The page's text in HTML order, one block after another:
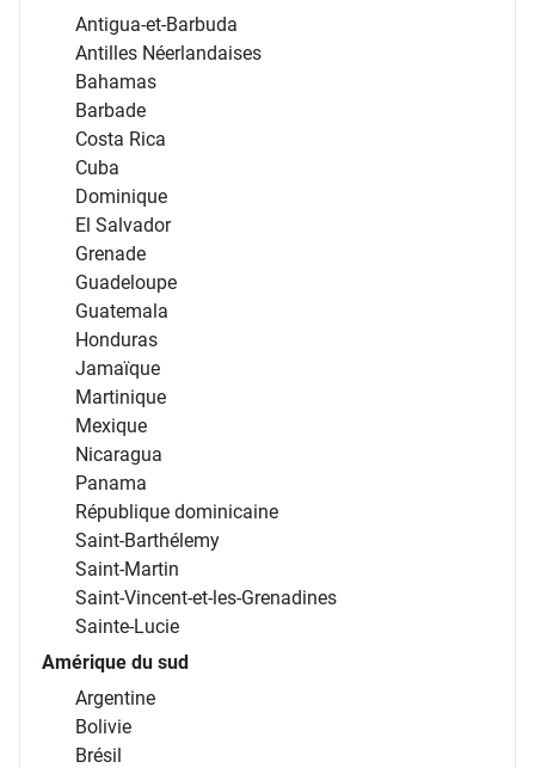
Côte Ouest
Mexique
Amérique Centrale et Caraïbes
Antigua-et-Barbuda
Antilles Néerlandaises
Bahamas
Barbade
Costa Rica
Cuba
Dominique
El Salvador
Grenade
Guadeloupe
Guatemala
Honduras
Jamaïque
Martinique
Mexique
Nicaragua
Panama
République dominicaine
Saint-Barthélemy
Saint-Martin
Saint-Vincent-et-les-Grenadines
Sainte-Lucie
Amérique du sud